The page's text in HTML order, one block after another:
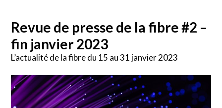
Revue de presse de la fibre #2 –
fin janvier 2023
L’actualité de la fibre du 15 au 31 janvier 2023